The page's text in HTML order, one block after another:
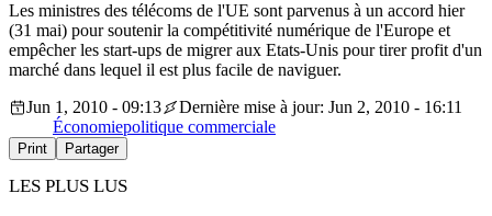
Les ministres des télécoms de l'UE sont parvenus à un accord hier
(31 mai) pour soutenir la compétitivité numérique de l'Europe et
empêcher les start-ups de migrer aux Etats-Unis pour tirer profit d'un
marché dans lequel il est plus facile de naviguer.
Jun 1, 2010 - 09:13
Dernière mise à jour: Jun 2, 2010 - 16:11
Économiepolitique commerciale
Print Partager
LES PLUS LUS